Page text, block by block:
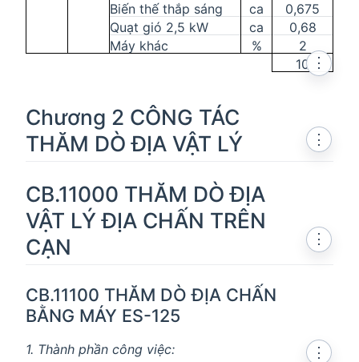
Biến thế thắp sáng
ca
0,675
Quạt gió 2,5 kW
ca
0,68
Máy khác
%
2
10
Chương 2 CÔNG TÁC
THĂM DÒ ĐỊA VẬT LÝ
⋮
CB.11000 THĂM DÒ ĐỊA
VẬT LÝ ĐỊA CHẤN TRÊN
CẠN
⋮
CB.11100 THĂM DÒ ĐỊA CHẤN
BẰNG MÁY ES-125
⋮
1. Thành phần công việc:
⋮